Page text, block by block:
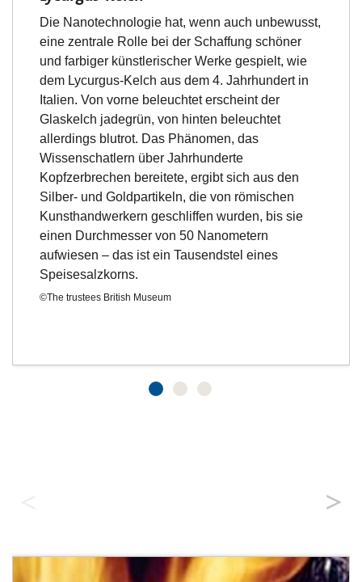
Die Nanotechnologie hat, wenn auch unbewusst,
eine zentrale Rolle bei der Schaffung schöner
und farbiger künstlerischer Werke gespielt, wie
dem Lycurgus-Kelch aus dem 4. Jahrhundert in
Italien. Von vorne beleuchtet erscheint der
Glaskelch jadegrün, von hinten beleuchtet
allerdings blutrot. Das Phänomen, das
Wissenschatlern über Jahrhunderte
Kopfzerbrechen bereitete, ergibt sich aus den
Silber- und Goldpartikeln, die von römischen
Kunsthandwerkern geschliffen wurden, bis sie
einen Durchmesser von 50 Nanometern
aufwiesen – das ist ein Tausendstel eines
Speisesalzkorns.
©The trustees British Museum